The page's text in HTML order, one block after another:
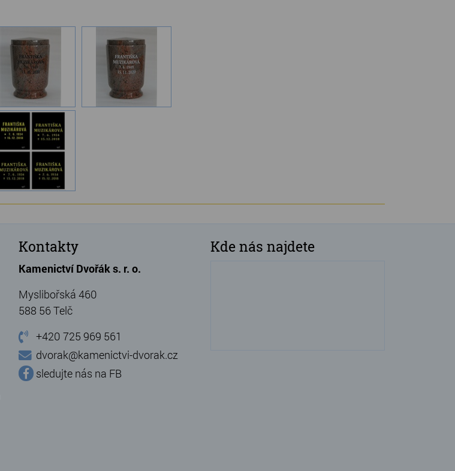
Kontakty
Kamenictví Dvořák s. r. o.
Myslibořská 460
588 56 Telč
+420 725 969 561
dvorak@kamenictvi-dvorak.cz
sledujte nás na FB
Kde nás najdete